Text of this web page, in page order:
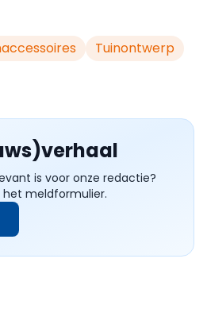
Tuinontwerp
is voor onze redactie?
meldformulier.